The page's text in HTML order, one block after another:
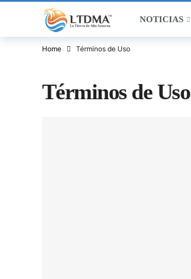
NOTICIAS
Home Términos de Uso
Términos de Uso